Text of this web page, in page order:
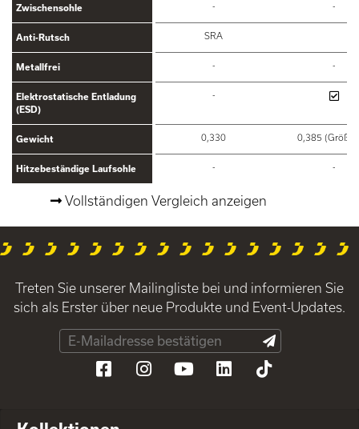
Zwischensohle - -
Anti-Rutsch SRA
Metallfrei - -
Elektrostatische Entladung
(ESD)
-
Gewicht 0,330 0,385 (Größe
Hitzebeständige Laufsohle - -
Vollständigen Vergleich anzeigen
Treten Sie unserer Mailingliste bei und informieren Sie
sich als Erster über neue Produkte und Event-Updates.